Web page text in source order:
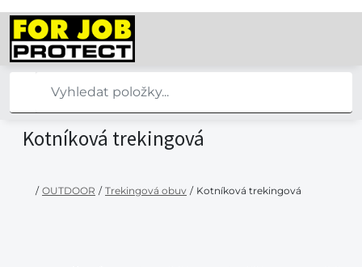
Kotníková trekingová
/ OUTDOOR / Trekingová obuv / Kotníková trekingová